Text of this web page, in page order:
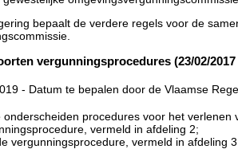
bepaalt de verdere regels voor de
vergunningsprocedures (23/02/
- Datum te bepalen door de Vlaamse
onderscheiden procedures voor het
vermeld in afdeling 2;
vergunningsprocedure, vermeld in afdeling